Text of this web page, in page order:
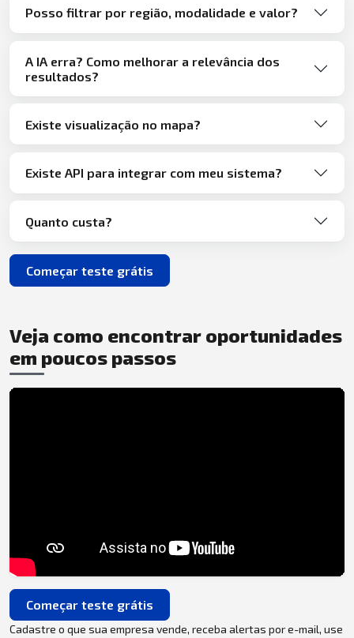
Posso filtrar por região, modalidade e valor?
A IA erra? Como melhorar a relevância dos
resultados?
Existe visualização no mapa?
Existe API para integrar com meu sistema?
Quanto custa?
Começar teste grátis
Veja como encontrar oportunidades
em poucos passos
Começar teste grátis
Cadastre o que sua empresa vende, receba alertas por e-mail, use